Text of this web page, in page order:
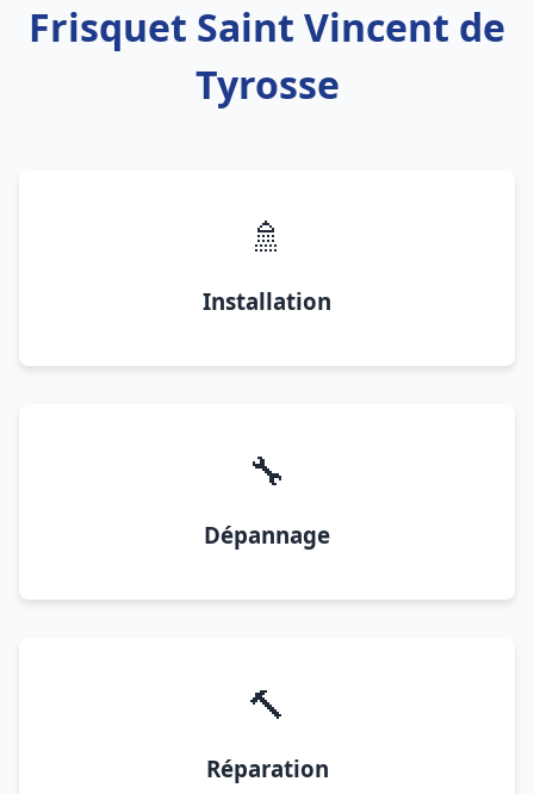
Frisquet Saint Vincent de
Tyrosse
🚿
Installation
🔧
Dépannage
🔨
Réparation